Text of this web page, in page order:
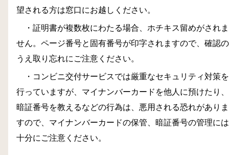
望される方は窓口にお越しください。
・証明書が複数枚にわたる場合、ホチキス留めがされま
せん。ページ番号と固有番号が印字されますので、確認の
うえ取り忘れにご注意ください。
・コンビニ交付サービスでは厳重なセキュリティ対策を
行っていますが、マイナンバーカードを他人に預けたり、
暗証番号を教えるなどの行為は、悪用される恐れがありま
すので、マイナンバーカードの保管、暗証番号の管理には
十分にご注意ください。